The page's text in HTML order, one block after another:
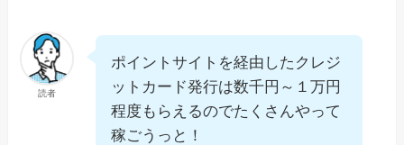
読者
ポイントサイトを経由したクレジ
ットカード発行は数千円～１万円
程度もらえるのでたくさんやって
稼ごうっと！